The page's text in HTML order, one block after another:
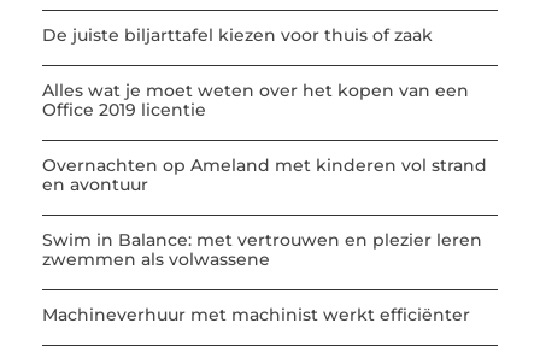
De juiste biljarttafel kiezen voor thuis of zaak
Alles wat je moet weten over het kopen van een
Office 2019 licentie
Overnachten op Ameland met kinderen vol strand
en avontuur
Swim in Balance: met vertrouwen en plezier leren
zwemmen als volwassene
Machineverhuur met machinist werkt efficiënter